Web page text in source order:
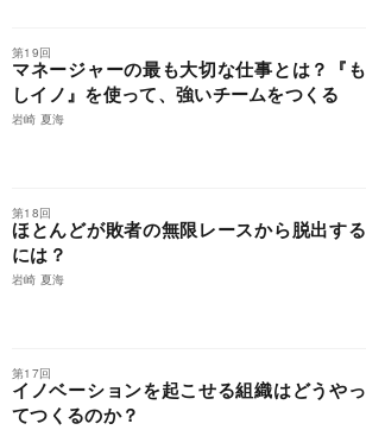
第19回
マネージャーの最も大切な仕事とは？『も
しイノ』を使って、強いチームをつくる
岩崎 夏海
第18回
ほとんどが敗者の無限レースから脱出する
には？
岩崎 夏海
第17回
イノベーションを起こせる組織はどうやっ
てつくるのか？